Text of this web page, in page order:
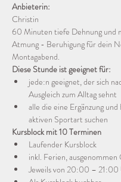
Anbieterin:
Christin
60 Minuten tiefe Dehnung und
Atmung - Beruhigung für dein
Montagabend.
Diese Stunde ist geeignet für:
jede:n geeignet, der sich
Ausgleich zum Alltag sehnt
alle die eine Ergänzung
aktiven Sportart suchen
Kursblock mit 10 Terminen
Laufender Kursblock
inkl. Ferien,
Jeweils von 20:00 – 21:00